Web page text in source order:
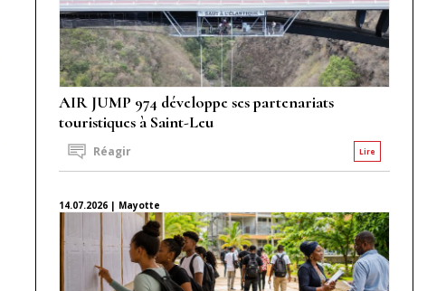
AIR JUMP 974 développe ses partenariats
touristiques à Saint-Leu
Lire
Réagir
14.07.2026 | Mayotte